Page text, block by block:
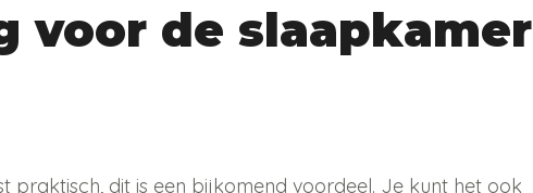
voor de slaapkamer
praktisch, dit is een bijkomend voordeel. Je kunt het ook